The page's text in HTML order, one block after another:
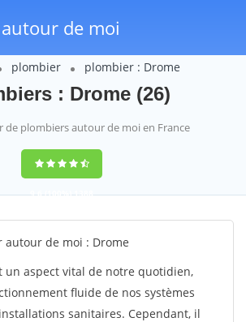
de moi
plombier plombier : Drome
: Drome (26)
de plombiers autour de moi en France
9,6(100%)1388
votes
autour de moi : Drome
un aspect vital de notre quotidien,
fluide de nos systèmes
sanitaires. Cependant, il